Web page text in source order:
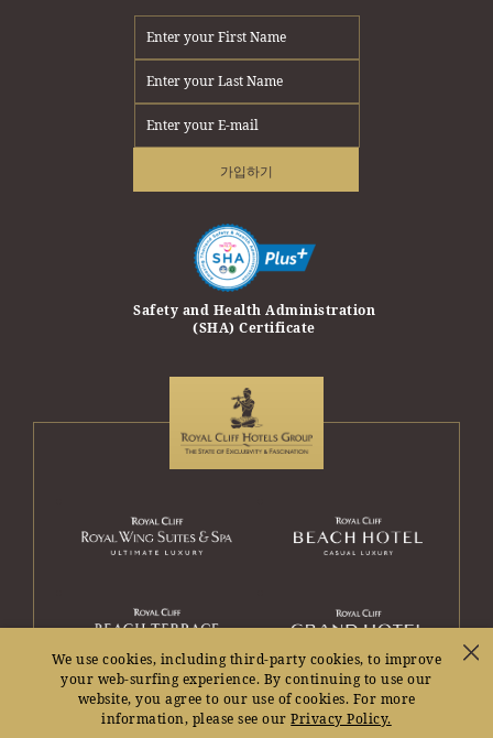
가입하기
Safety and Health Administration
(SHA) Certificate
Royal Wing Suites & Spa . All rights reserved.
We use cookies, including third-party cookies, to improve
your web-surfing experience. By continuing to use our
website, you agree to our use of cookies. For more
information, please see ourPrivacy Policy.